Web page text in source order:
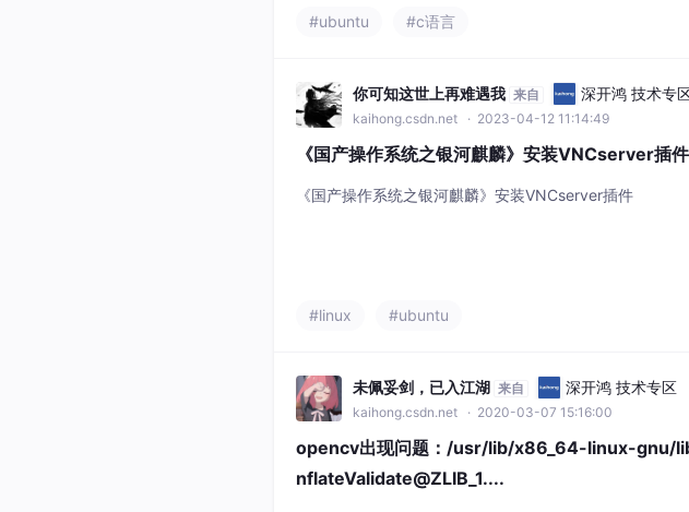
装截图这个过程报错如下：成功解决依据：按照视频教
#ubuntu #c语言
你可知这世上再难遇我 来自 深开鸿 技术专
kaihong.csdn.net · 2023-04-12 11:14:49
《国产操作系统之银河麒麟》安装VNCserver插件
《国产操作系统之银河麒麟》安装VNCserver插件
#linux #ubuntu
未佩妥剑，已入江湖 来自 深开鸿 技术专区
kaihong.csdn.net · 2020-03-07 15:16:00
opencv出现问题：/usr/lib/x86_64-linux-gnu/
nflateValidate@ZLIB_1....